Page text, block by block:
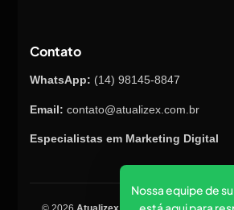
Contato
WhatsApp: (14) 98145-8847
Email: contato@atualizex.com.br
Especialistas em Marketing Digital
Nossa equipe de